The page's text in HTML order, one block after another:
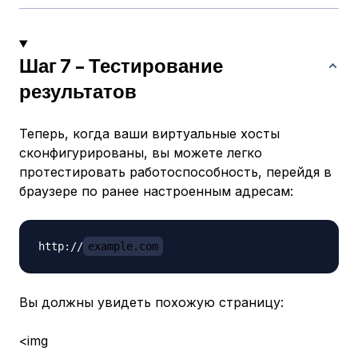
Шаг 7 - Тестирование
результатов
Теперь, когда ваши виртуальные хосты
сконфигурированы, вы можете легко
протестировать работоспособность, перейдя в
браузере по ранее настроенным адресам:
http:// example.com
Вы должны увидеть похожую страницу:
<img